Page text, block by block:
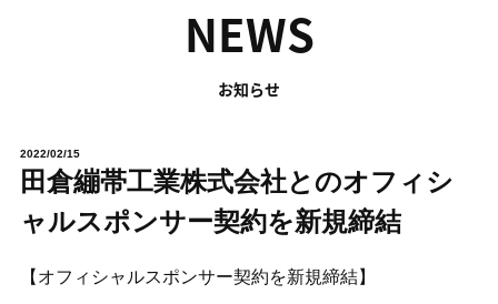
NEWS
お知らせ
2022/02/15
田倉繃帯工業株式会社とのオフィシ
ャルスポンサー契約を新規締結
【オフィシャルスポンサー契約を新規締結】